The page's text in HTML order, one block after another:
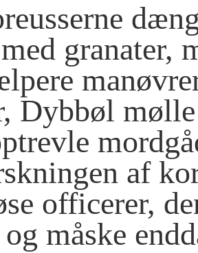
granater,
Dybbøl
af
officerer,
måske